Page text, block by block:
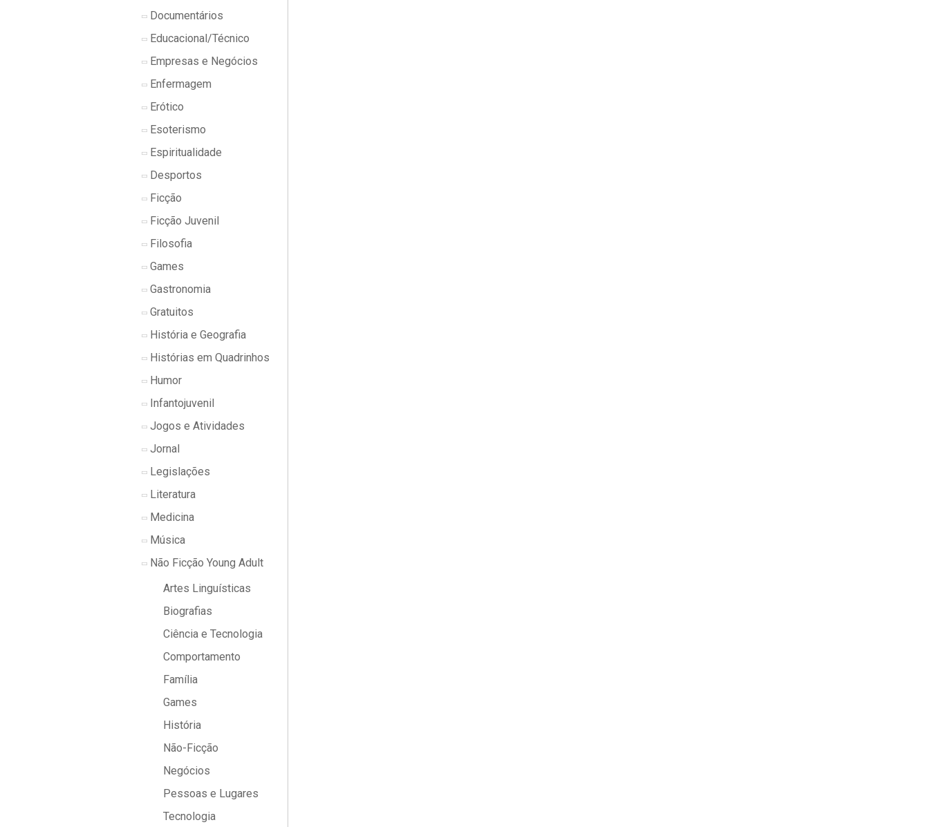
Documentários
Educacional/Técnico
Empresas e Negócios
Enfermagem
Erótico
Esoterismo
Espiritualidade
Desportos
Ficção
Ficção Juvenil
Filosofia
Games
Gastronomia
Gratuitos
História e Geografia
Histórias em Quadrinhos
Humor
Infantojuvenil
Jogos e Atividades
Jornal
Legislações
Literatura
Medicina
Música
Não Ficção Young Adult
Artes Linguísticas
Biografias
Ciência e Tecnologia
Comportamento
Família
Games
História
Não-Ficção
Negócios
Pessoas e Lugares
Tecnologia